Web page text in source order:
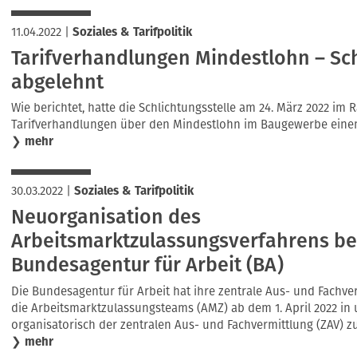
11.04.2022| Soziales & Tarifpolitik
Tarifverhandlungen Mindestlohn –
abgelehnt
Wie berichtet, hatte die Schlichtungsstelle am 24. März 2022 im
Tarifverhandlungen über den Mindestlohn im Baugewerbe
❯ mehr
30.03.2022| Soziales & Tarifpolitik
Neuorganisation des
Arbeitsmarktzulassungsverfahrens
Bundesagentur für Arbeit (BA)
Die Bundesagentur für Arbeit hat ihre zentrale Aus- und
die Arbeitsmarktzulassungsteams (AMZ) ab dem 1. April 2022
organisatorisch der zentralen Aus- und Fachvermittlung (ZAV)
❯ mehr